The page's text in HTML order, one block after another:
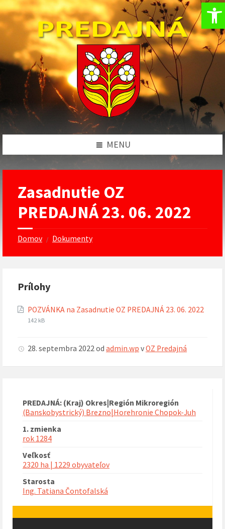
Preskočiť
na
obsah
Preskočiť
na
ľavý
Preskočiť
na
pätičku
MENU
Zasadnutie OZ
PREDAJNÁ 23. 06. 2022
Domov / Dokumenty
Prílohy
POZVÁNKA na Zasadnutie OZ PREDAJNÁ 23. 06. 2022
Prípona
Veľkosť
142 kB
28. septembra 2022od admin.wp vOZ Predajná
PREDAJNÁ: (Kraj) Okres|Región Mikroregión
(Banskobystrický) Brezno|Horehronie Chopok-Juh
1. zmienka
rok 1284
Veľkosť
2320 ha | 1229 obyvateľov
Starosta
Ing. Tatiana Čontofalská